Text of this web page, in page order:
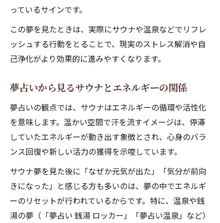
っているサインです。
この夢を見たときは、実際にサウナや温泉などでリフレ
ッシュする行動をとることで、現実のストレス解消や自
己浄化がより効果的に進みやすくなります。
夢占いから見るサウナとエネルギーの関係
夢占いの観点では、サウナはエネルギーの循環や活性化
を意味します。温かい空間で汗を流すイメージは、停滞
していたエネルギーが動き出す象徴とされ、心身のバラ
ンス回復や新しい活力の獲得を示唆しています。
サウナ夢を見た後に「なぜか元気が出た」「気分が前向
きになった」と感じる方も多いのは、夢の中でエネルギ
ーのリセットが行われているからです。特に、温泉や銭
湯の夢（「夢占い 銭湯 ロッカー」「夢占い温泉」など）